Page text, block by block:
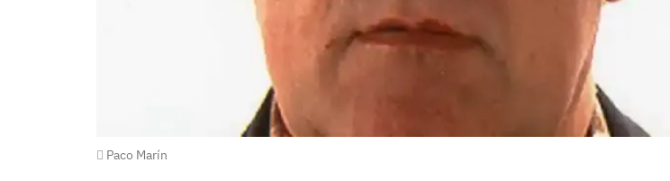
Paco Marín